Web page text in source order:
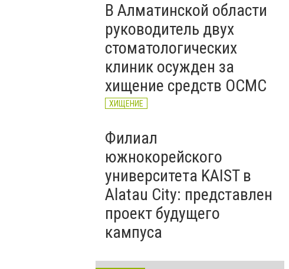
В Алматинской области
руководитель двух
стоматологических
клиник осужден за
хищение средств ОСМС
ХИЩЕНИЕ
Филиал
южнокорейского
университета KAIST в
Alatau City: представлен
проект будущего
кампуса